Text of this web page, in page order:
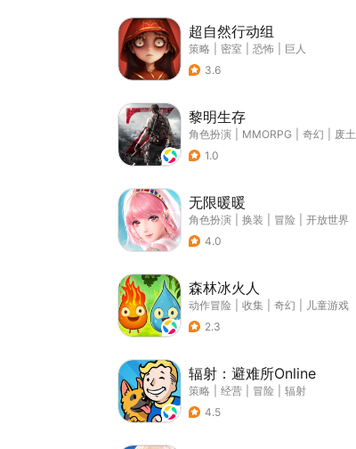
超自然行动组
策略 密室 恐怖
巨人
3.6
黎明生存
角色扮演 MMORPG 奇幻
废土
1.0
无限暖暖
角色扮演 换装 冒险
开放世界
4.0
森林冰火人
动作冒险 收集 奇幻
儿童游戏
2.3
辐射：避难所Online
策略 经营 冒险
辐射
4.5